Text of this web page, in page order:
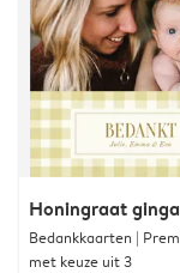
Honingraat
Bedankkaarten |
met keuze uit 3